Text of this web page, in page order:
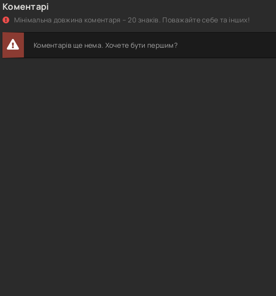
Коментарі
Мінімальна довжина коментаря – 20 знаків. Поважайте себе та інших!
Коментарів ще нема. Хочете бути першим?